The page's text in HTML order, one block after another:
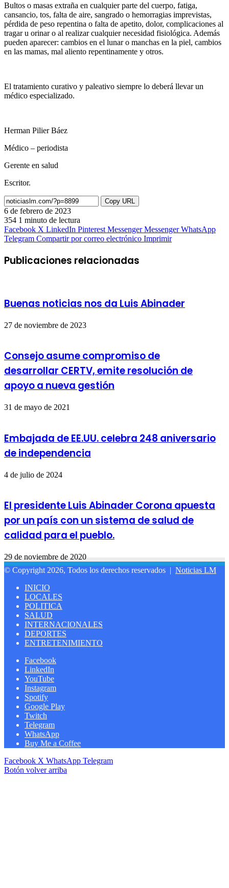
Bultos o masas extraña en cualquier parte del cuerpo, fatiga,
cansancio, tos, falta de aire, sangrado o hemorragias imprevistas,
pérdida de peso repentina o falta de apetito, dolor, complicaciones al
tragar u orinar o al realizar cualquier necesidad fisiológica. Además
pueden aparecer: cambios en el lunar o manchas en la piel, cambios
en las mamas, mal aliento repentinamente y otros.
El tratamiento curativo y paleativo siempre lo deberá llevar un
médico especializado.
Herman Pilier Báez
Médico – periodista
Gerente en salud
Escritor.
Copy URL
6 de febrero de 2023
354 1 minuto de lectura
Facebook X LinkedIn Pinterest Messenger Messenger WhatsApp
Telegram Compartir por correo electrónico Imprimir
Publicaciones relacionadas
Buenas noticias nos da Luis Abinader
27 de noviembre de 2023
Consejo asume compromiso de
desarrollar CERTV, emite resolución de
apoyo a nueva gestión
31 de mayo de 2021
Embajada de EE.UU. celebra 248 aniversario
de independencia
4 de julio de 2024
El presidente Luis Abinader Corona apuesta
por un país con un sistema de salud de
calidad para el pueblo.
29 de noviembre de 2020
© Copyright 2026, Todos los derechos reservados | Noticias LM
INICIO
LOCALES
POLITICA
SALUD
INTERNACIONALES
DEPORTES
ENTRETENIMIENTO
Facebook
LinkedIn
YouTube
Instagram
Spotify
Google Play
Twitch
Telegram
WhatsApp
Buy Me a Coffee
Facebook X WhatsApp Telegram
Botón volver arriba